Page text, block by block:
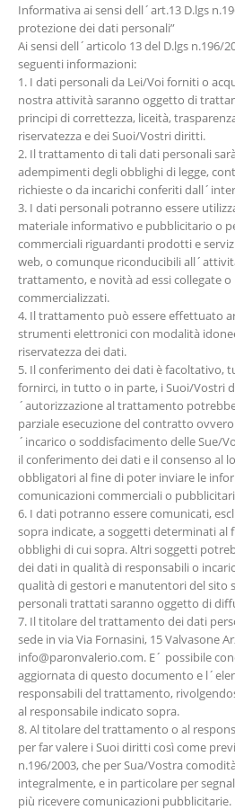
Informativa ai sensi dell´art.13 D.lgs
protezione dei dati personali”
Ai sensi dell´articolo 13 del D.lgs n.196/
seguenti informazioni:
1. I dati personali da Lei/Voi forniti o
nostra attività saranno oggetto di
principi di correttezza, liceità,
riservatezza e dei Suoi/Vostri diritti.
2. Il trattamento di tali dati personali
adempimenti degli obblighi di legge,
richieste o da incarichi conferiti
3. I dati personali potranno essere
materiale informativo e pubblicitario o
commerciali riguardanti prodotti e
web, o comunque riconducibili
trattamento, e novità ad essi collegate
commercializzati.
4. Il trattamento può essere effettuato
strumenti elettronici con modalità
riservatezza dei dati.
5. Il conferimento dei dati è facoltativo,
fornirci, in tutto o in parte, i Suoi/Vostri
´autorizzazione al trattamento
parziale esecuzione del contratto
´incarico o soddisfacimento delle Sue/
il conferimento dei dati e il consenso al
obbligatori al fine di poter inviare le
comunicazioni commerciali o
6. I dati potranno essere comunicati,
sopra indicate, a soggetti determinati al
obblighi di cui sopra. Altri soggetti
dei dati in qualità di responsabili o
qualità di gestori e manutentori del sito
personali trattati saranno oggetto di
7. Il titolare del trattamento dei dati
sede in via Via Fornasini, 15 Valvasone
info@paronvalerio.com. E´ possibile
aggiornata di questo documento e
responsabili del trattamento,
al responsabile indicato sopra.
8. Al titolare del trattamento o al
per far valere i Suoi diritti così come
n.196/2003, che per Sua/Vostra
integralmente, e in particolare per
più ricevere comunicazioni pubblicitarie.